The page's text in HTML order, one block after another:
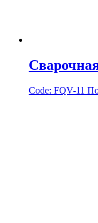
Code: FQV-11